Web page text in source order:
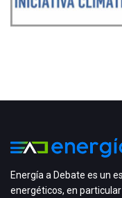
Energía a Debate es un
energéticos, en